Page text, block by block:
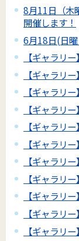
8月11日（木
開催します！
6月18日(日
【ギャラリ
【ギャラリ
【ギャラリ
【ギャラリ
【ギャラリ
【ギャラリ
【ギャラリ
【ギャラリ
【ギャラリ
【ギャラリ
【ギャラリ